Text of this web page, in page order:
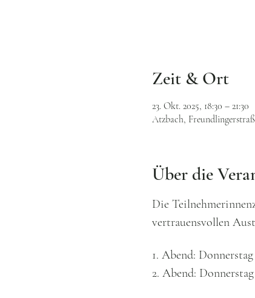
Zeit & Ort
23. Okt. 2025, 18:30 – 21:30
Atzbach,
Über die
Die
vertrauensvollen
1. Abend: Donnerstag
2. Abend: Donnerstag